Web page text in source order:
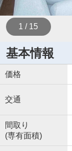
1 / 15
基本情報
価格
交通
間取り
(専有面積)